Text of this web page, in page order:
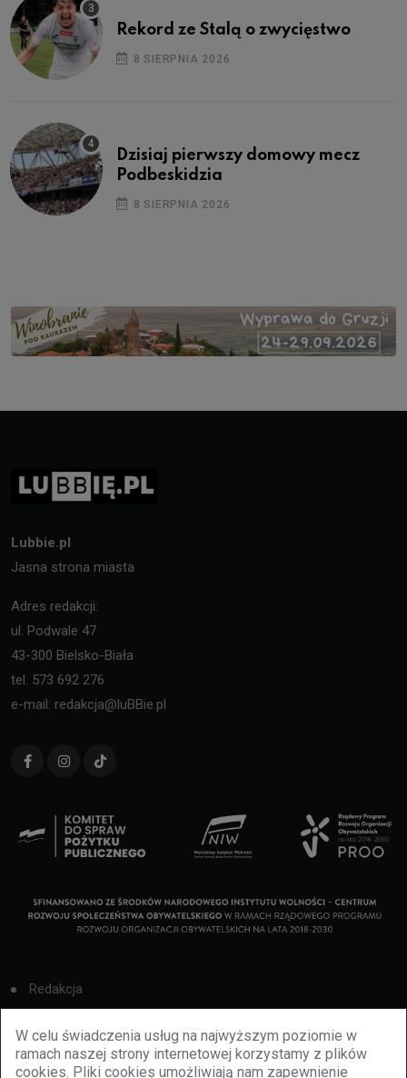
W celu świadczenia usług na najwyższym poziomie w
ramach naszej strony internetowej korzystamy z plików
cookies. Pliki cookies umożliwiają nam zapewnienie
Rekord ze Stalą o zwycięstwo
8 SIERPNIA 2026
Dzisiaj pierwszy domowy mecz
Podbeskidzia
8 SIERPNIA 2026
Lubbie.pl
Jasna strona miasta
Adres redakcji:
ul. Podwale 47
43-300 Bielsko-Biała
tel. 573 692 276
e-mail: redakcja@luBBie.pl
Redakcja
Cookies
Reklama